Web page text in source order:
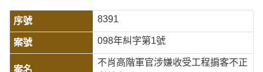
8391
098年糾字第1號
不肖高階軍官涉嫌收受工程掮客不正